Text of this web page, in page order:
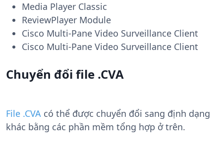
Media Player Classic
ReviewPlayer Module
Cisco Multi-Pane Video Surveillance Client
Cisco Multi-Pane Video Surveillance Client
Chuyển đổi file .CVA
File .CVA có thể được chuyển đổi sang định dạng
khác bằng các phần mềm tổng hợp ở trên.